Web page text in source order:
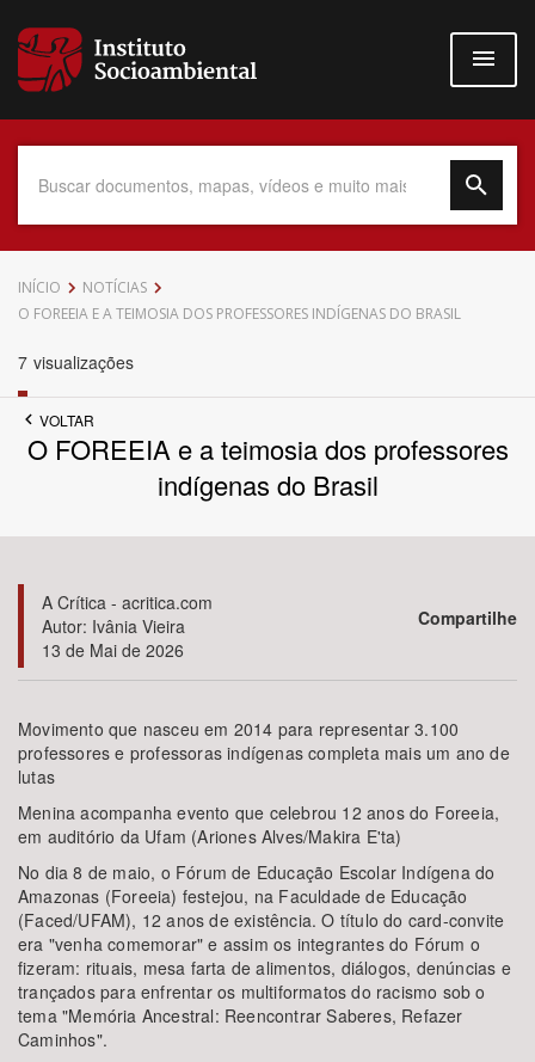
para
conteúdo
Data do Documento
Até
Bioma / Bacia
Tema
Área de Levantamento
Área Protegida
BUSCAR
INÍCIO
NOTÍCIAS
O FOREEIA E A TEIMOSIA DOS PROFESSORES INDÍGENAS DO BRASIL
7 visualizações
VOLTAR
O FOREEIA e a teimosia dos professores
indígenas do Brasil
A Crítica - acritica.com
Autor: Ivânia Vieira
13 de Mai de 2026
Compartilhe
Movimento que nasceu em 2014 para representar 3.100
professores e professoras indígenas completa mais um ano de
lutas
Menina acompanha evento que celebrou 12 anos do Foreeia,
em auditório da Ufam (Ariones Alves/Makira E'ta)
No dia 8 de maio, o Fórum de Educação Escolar Indígena do
Amazonas (Foreeia) festejou, na Faculdade de Educação
(Faced/UFAM), 12 anos de existência. O título do card-convite
era "venha comemorar" e assim os integrantes do Fórum o
fizeram: rituais, mesa farta de alimentos, diálogos, denúncias e
trançados para enfrentar os multiformatos do racismo sob o
tema "Memória Ancestral: Reencontrar Saberes, Refazer
Caminhos".